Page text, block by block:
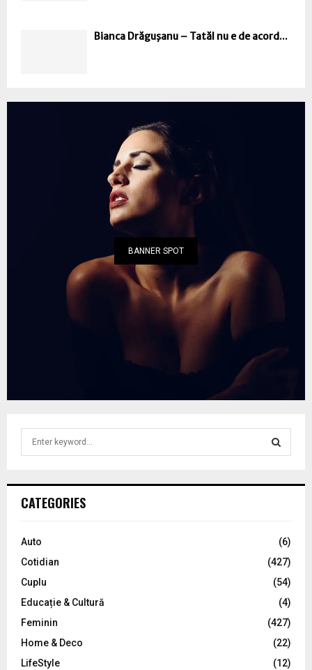
Bianca Drăguşanu – Tatăl nu e de acord...
BANNER SPOT
h
o
:
C
CATEGORIES
Auto
(6)
Cotidian
(427)
Cuplu
(54)
Educație & Cultură
(4)
Feminin
(427)
Home & Deco
(22)
LifeStyle
(12)